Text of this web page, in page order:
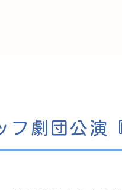
フ劇団公演